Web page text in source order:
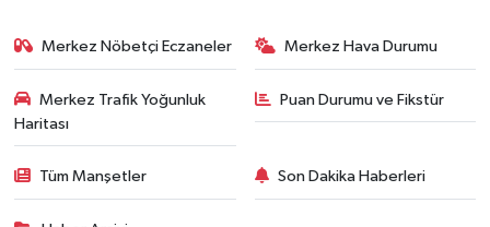
Merkez Nöbetçi Eczaneler Merkez Hava Durumu
Merkez Trafik Yoğunluk
Haritası
Puan Durumu ve Fikstür
Tüm Manşetler Son Dakika Haberleri